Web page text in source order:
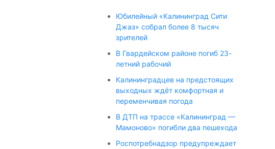
Юбилейный «Калининград Сити
Джаз» собрал более 8 тысяч
зрителей
В Гвардейском районе погиб 23-
летний рабочий
Калининградцев на предстоящих
выходных ждёт комфортная и
переменчивая погода
В ДТП на трассе «Калининград —
Мамоново» погибли два пешехода
Роспотребнадзор предупреждает